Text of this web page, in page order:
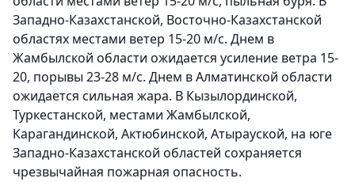
Западно-Казахстанской, Восточно-Казахстанской
областях местами ветер 15-20 м/с. Днем в
Жамбылской области ожидается усиление ветра 15-
20, порывы 23-28 м/с. Днем в Алматинской области
ожидается сильная жара. В Кызылординской,
Туркестанской, местами Жамбылской,
Карагандинской, Актюбинской, Атырауской, на юге
Западно-Казахстанской областей сохраняется
чрезвычайная пожарная опасность.